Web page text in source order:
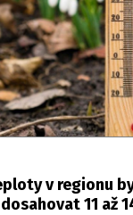
v regionu
11 až